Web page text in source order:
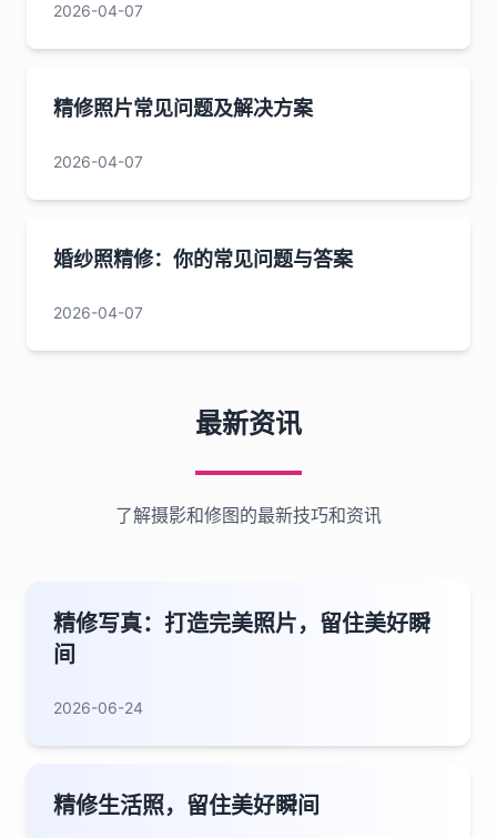
2026-04-07
精修照片常见问题及解决方案
2026-04-07
婚纱照精修：你的常见问题与答案
2026-04-07
最新资讯
了解摄影和修图的最新技巧和资讯
精修写真：打造完美照片，留住美好瞬
间
2026-06-24
精修生活照，留住美好瞬间